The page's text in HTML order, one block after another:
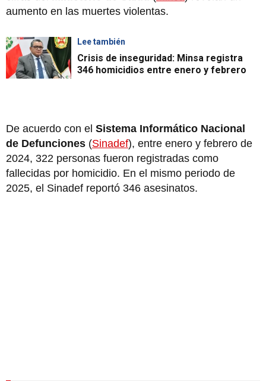
aumento en las muertes violentas.
Lee también
Crisis de inseguridad: Minsa registra
346 homicidios entre enero y febrero
De acuerdo con el Sistema Informático Nacional
de Defunciones (Sinadef), entre enero y febrero de
2024, 322 personas fueron registradas como
fallecidas por homicidio. En el mismo periodo de
2025, el Sinadef reportó 346 asesinatos.